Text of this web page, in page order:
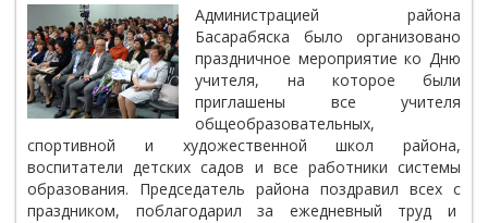
Администрацией района
Басарабяска было организовано
праздничное мероприятие ко Дню
учителя, на которое были
приглашены все учителя
общеобразовательных,
спортивной и художественной школ района,
воспитатели детских садов и все работники системы
образования. Председатель района поздравил всех с
праздником, поблагодарил за ежедневный труд и